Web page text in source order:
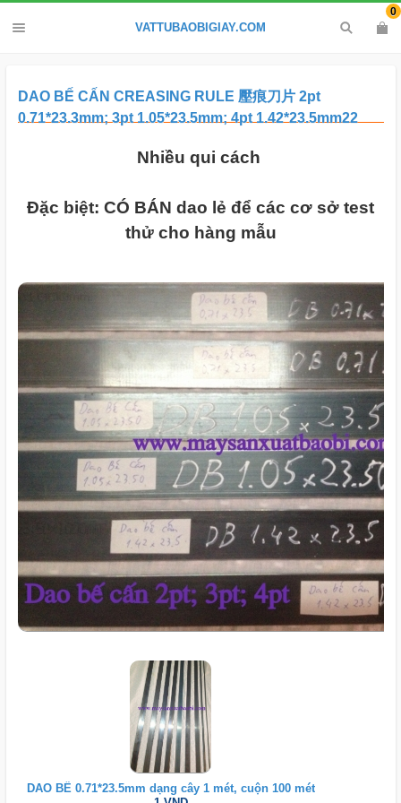
VATTUBAOBIGIAY.COM
0
DAO BẾ CẤN CREASING RULE 壓痕刀片 2pt
0.71*23.3mm; 3pt 1.05*23.5mm; 4pt 1.42*23.5mm22
Nhiều qui cách
Đặc biệt: CÓ BÁN dao lẻ để các cơ sở test
thử cho hàng mẫu
DAO BẾ 0.71*23.5mm dạng cây 1 mét, cuộn 100 mét